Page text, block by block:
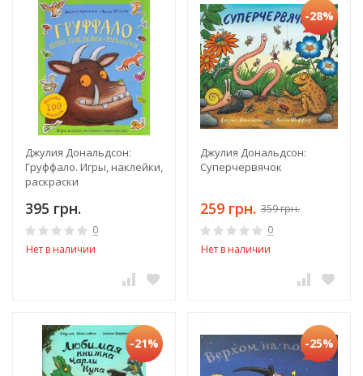
Джулия Дональдсон:
Груффало. Игры, наклейки,
раскраски
395 грн.
0
Нет в наличии
-28%
Джулия Дональдсон:
Суперчервячок
259 грн. 359 грн.
0
Нет в наличии
-21% -25%